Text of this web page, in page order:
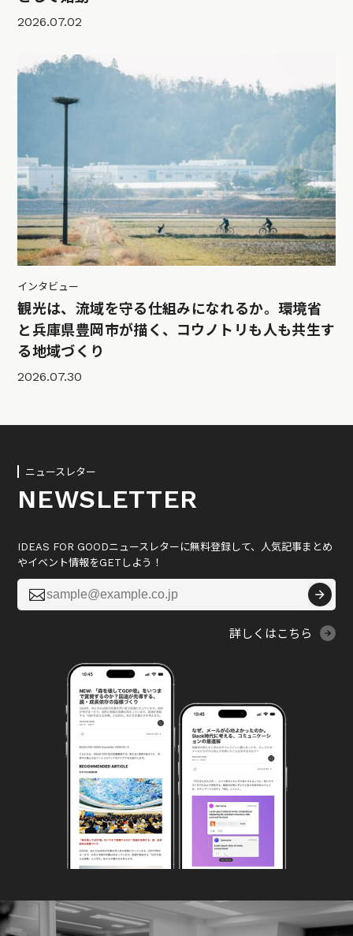
2026.07.02
インタビュー
観光は、流域を守る仕組みになれるか。環境省
と兵庫県豊岡市が描く、コウノトリも人も共生す
る地域づくり
2026.07.30
ニュースレター
NEWSLETTER
IDEAS FOR GOODニュースレターに無料登録して、人気記事まとめ
やイベント情報をGETしよう！

詳しくはこちら